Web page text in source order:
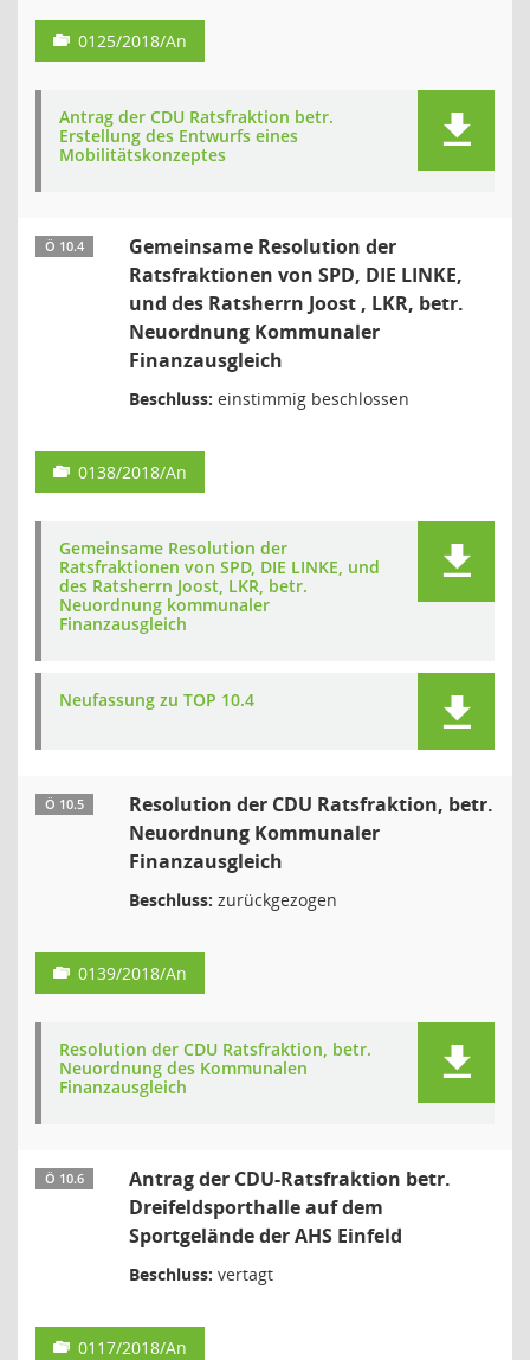
0125/2018/An
Antrag der CDU Ratsfraktion betr.
Erstellung des Entwurfs eines
Mobilitätskonzeptes
Ö 10.4
Gemeinsame Resolution der
Ratsfraktionen von SPD, DIE LINKE,
und des Ratsherrn Joost , LKR, betr.
Neuordnung Kommunaler
Finanzausgleich
Beschluss: einstimmig beschlossen
0138/2018/An
Gemeinsame Resolution der
Ratsfraktionen von SPD, DIE LINKE, und
des Ratsherrn Joost, LKR, betr.
Neuordnung kommunaler
Finanzausgleich
Neufassung zu TOP 10.4
Ö 10.5
Resolution der CDU Ratsfraktion, betr.
Neuordnung Kommunaler
Finanzausgleich
Beschluss: zurückgezogen
0139/2018/An
Resolution der CDU Ratsfraktion, betr.
Neuordnung des Kommunalen
Finanzausgleich
Ö 10.6
Antrag der CDU-Ratsfraktion betr.
Dreifeldsporthalle auf dem
Sportgelände der AHS Einfeld
Beschluss: vertagt
0117/2018/An